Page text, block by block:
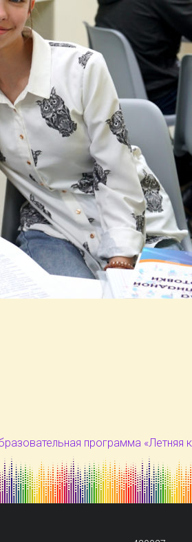
программа «Летняя